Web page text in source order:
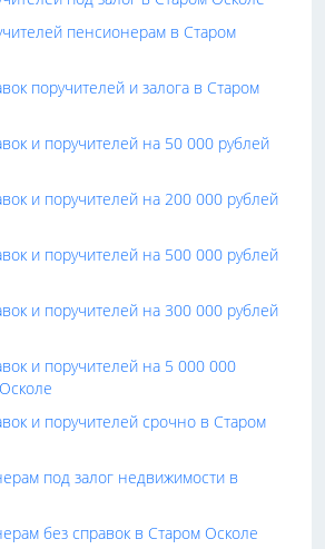
пенсионерам в Старом
поручителей и залога в Старом
и поручителей на 50 000 рублей
и поручителей на 200 000 рублей
и поручителей на 500 000 рублей
и поручителей на 300 000 рублей
и поручителей на 5 000 000
и поручителей срочно в Старом
под залог недвижимости в
без справок в Старом Осколе